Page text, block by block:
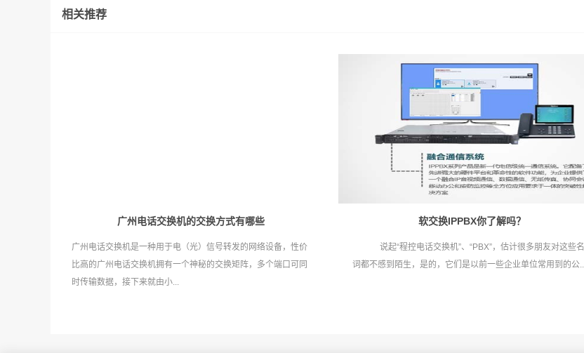
相关推荐
广州电话交换机‍的交换方式有哪些
广州电话交换机是一种用于电（光）信号转发的网络设备，性价
比高的广州电话交换机拥有一个神秘的交换矩阵，多个端口可同
时传输数据，接下来就由小...
软交换IPPBX你了解吗？
说起“程控电话交换机”、“PBX”，估计很多朋友对这些名
词都不感到陌生，是的，它们是以前一些企业单位常用到的公...